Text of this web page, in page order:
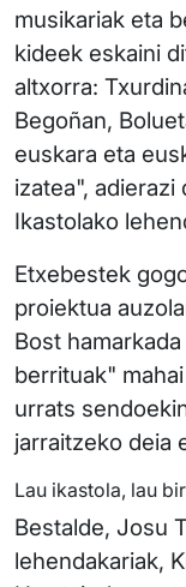
musikariak eta
kideek eskaini
altxorra:
Begoñan,
euskara eta
izatea",
Ikastolako
Etxebestek
proiektua
Bost
berrituak"
urrats
jarraitzeko deia
Lau ikastola, lau
Bestalde, Josu
lehendakariak,